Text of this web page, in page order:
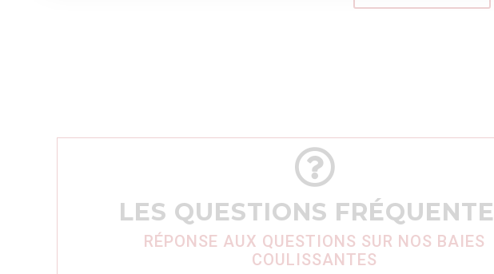

LES QUESTIONS
RÉPONSE AUX QUESTIONS SUR NOS BAIES
COULISSANTES